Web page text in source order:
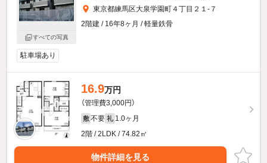
すべての写真
東京都練馬区大泉学園町４丁目２１-７
2階建 / 16年8ヶ月 / 軽量鉄骨
駐車場あり
16.9万円
（管理費3,000円）
敷 不要 礼 1.0ヶ月
2階 / 2LDK / 74.82㎡
物件詳細を見る